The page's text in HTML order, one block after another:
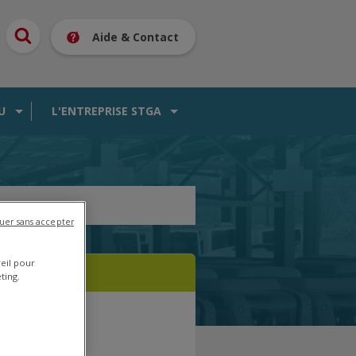
Aide & Contact
L'ENTREPRISE STGA
pour
sans accepter